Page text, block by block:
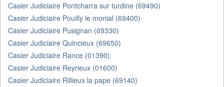
Casier Judiciaire Pontcharra sur turdine (69490)
Casier Judiciaire Pouilly le monial (69400)
Casier Judiciaire Pusignan (69330)
Casier Judiciaire Quincieux (69650)
Casier Judiciaire Rance (01390)
Casier Judiciaire Reyrieux (01600)
Casier Judiciaire Rillieux la pape (69140)